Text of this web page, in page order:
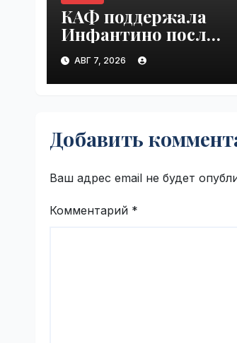
КАФ поддержала
Инфантино после
встречи ФИФА в
Марокко |
VseTime.ru
АВГ 7, 2026
Добавить
Ваш адрес email не будет
Комментарий *